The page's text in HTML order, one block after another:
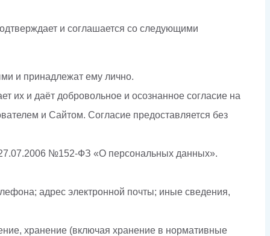
и соглашается со следующими
и принадлежат ему лично.
их и даёт добровольное и осознанное согласие на
и Сайтом. Согласие предоставляется без
27.07.2006 №152-ФЗ «О персональных данных».
адрес электронной почты; иные сведения,
хранение (включая хранение в нормативные